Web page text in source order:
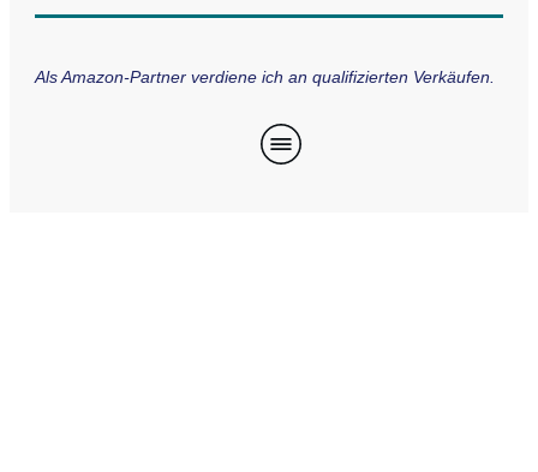
Als Amazon-Partner verdiene ich an qualifizierten Verkäufen.